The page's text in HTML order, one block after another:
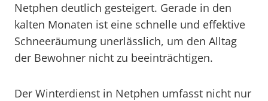
Netphen deutlich gesteigert. Gerade in den
kalten Monaten ist eine schnelle und effektive
Schneeräumung unerlässlich, um den Alltag
der Bewohner nicht zu beeinträchtigen.
Der Winterdienst in Netphen umfasst nicht nur